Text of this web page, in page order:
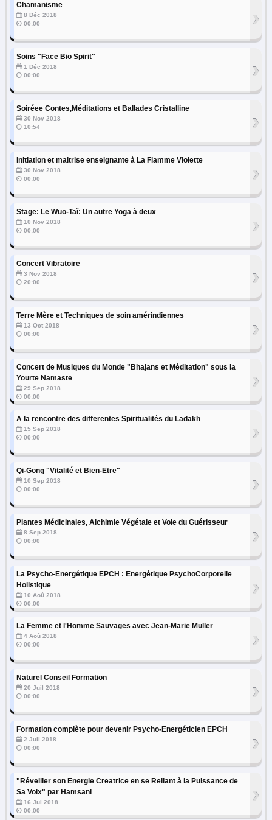
Chamanisme
8 Déc 2018
00:00
›
Soins "Face Bio Spirit"
1 Déc 2018
00:00
›
Soiréee Contes,Méditations et Ballades Cristalline
30 Nov 2018
10:54
›
Initiation et maitrise enseignante à La Flamme Violette
30 Nov 2018
00:00
›
Stage: Le Wuo-Taî: Un autre Yoga à deux
10 Nov 2018
00:00
›
Concert Vibratoire
3 Nov 2018
20:00
›
Terre Mère et Techniques de soin amérindiennes
13 Oct 2018
00:00
›
Concert de Musiques du Monde "Bhajans et Méditation" sous la
Yourte Namaste
29 Sep 2018
00:00
›
A la rencontre des differentes Spiritualités du Ladakh
15 Sep 2018
00:00
›
Qi-Gong "Vitalité et Bien-Etre"
10 Sep 2018
00:00
›
Plantes Médicinales, Alchimie Végétale et Voie du Guérisseur
8 Sep 2018
00:00
›
La Psycho-Energétique EPCH : Energétique PsychoCorporelle
Holistique
10 Aoû 2018
00:00
›
La Femme et l'Homme Sauvages avec Jean-Marie Muller
4 Aoû 2018
00:00
›
Naturel Conseil Formation
20 Juil 2018
00:00
›
Formation complète pour devenir Psycho-Energéticien EPCH
2 Juil 2018
00:00
›
"Réveiller son Energie Creatrice en se Reliant à la Puissance de
Sa Voix" par Hamsani
16 Jui 2018
00:00
›